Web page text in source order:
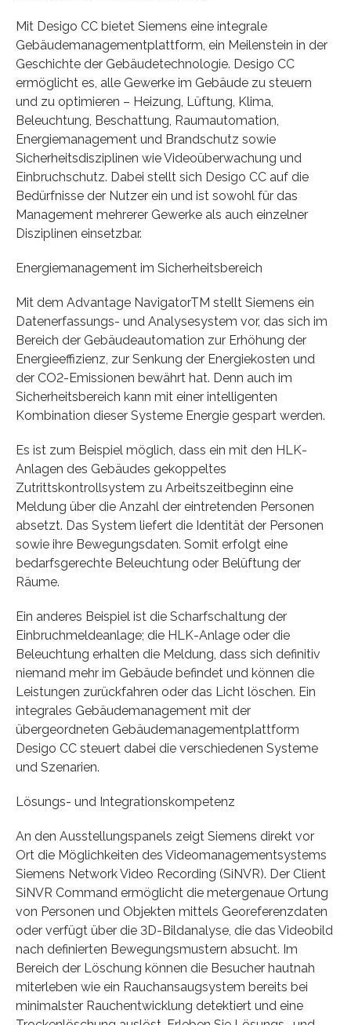
Mit Desigo CC bietet Siemens eine integrale
Gebäudemanagementplattform, ein Meilenstein in der
Geschichte der Gebäudetechnologie. Desigo CC
ermöglicht es, alle Gewerke im Gebäude zu steuern
und zu optimieren – Heizung, Lüftung, Klima,
Beleuchtung, Beschattung, Raumautomation,
Energiemanagement und Brandschutz sowie
Sicherheitsdisziplinen wie Videoüberwachung und
Einbruchschutz. Dabei stellt sich Desigo CC auf die
Bedürfnisse der Nutzer ein und ist sowohl für das
Management mehrerer Gewerke als auch einzelner
Disziplinen einsetzbar.
Energiemanagement im Sicherheitsbereich
Mit dem Advantage NavigatorTM stellt Siemens ein
Datenerfassungs- und Analysesystem vor, das sich im
Bereich der Gebäudeautomation zur Erhöhung der
Energieeffizienz, zur Senkung der Energiekosten und
der CO2-Emissionen bewährt hat. Denn auch im
Sicherheitsbereich kann mit einer intelligenten
Kombination dieser Systeme Energie gespart werden.
Es ist zum Beispiel möglich, dass ein mit den HLK-
Anlagen des Gebäudes gekoppeltes
Zutrittskontrollsystem zu Arbeitszeitbeginn eine
Meldung über die Anzahl der eintretenden Personen
absetzt. Das System liefert die Identität der Personen
sowie ihre Bewegungsdaten. Somit erfolgt eine
bedarfsgerechte Beleuchtung oder Belüftung der
Räume.
Ein anderes Beispiel ist die Scharfschaltung der
Einbruchmeldeanlage; die HLK-Anlage oder die
Beleuchtung erhalten die Meldung, dass sich definitiv
niemand mehr im Gebäude befindet und können die
Leistungen zurückfahren oder das Licht löschen. Ein
integrales Gebäudemanagement mit der
übergeordneten Gebäudemanagementplattform
Desigo CC steuert dabei die verschiedenen Systeme
und Szenarien.
Lösungs- und Integrationskompetenz
An den Ausstellungspanels zeigt Siemens direkt vor
Ort die Möglichkeiten des Videomanagementsystems
Siemens Network Video Recording (SiNVR). Der Client
SiNVR Command ermöglicht die metergenaue Ortung
von Personen und Objekten mittels Georeferenzdaten
oder verfügt über die 3D-Bildanalyse, die das Videobild
nach definierten Bewegungsmustern absucht. Im
Bereich der Löschung können die Besucher hautnah
miterleben wie ein Rauchansaugsystem bereits bei
minimalster Rauchentwicklung detektiert und eine